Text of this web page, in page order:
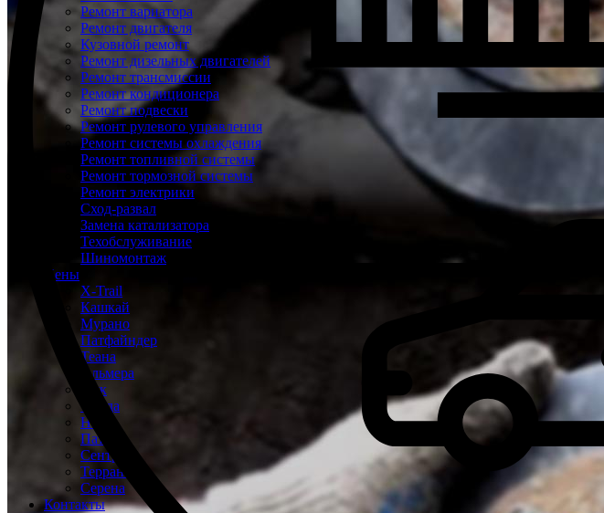
Ремонт вариатора
Ремонт двигателя
Кузовной ремонт
Ремонт дизельных двигателей
Ремонт трансмиссии
Ремонт кондиционера
Ремонт подвески
Ремонт рулевого управления
Ремонт системы охлаждения
Ремонт топливной системы
Ремонт тормозной системы
Ремонт электрики
Сход-развал
Замена катализатора
Техобслуживание
Шиномонтаж
Цены
X-Trail
Кашкай
Мурано
Патфайндер
Теана
Альмера
Жук
Тиида
Ноут
Патрол
Сентра
Террано
Серена
Контакты